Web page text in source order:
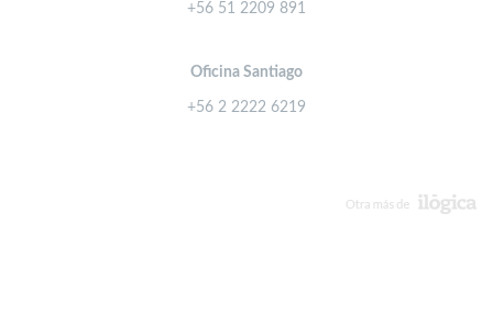
+56 51 2209 891
Oficina Santiago
+56 2 2222 6219